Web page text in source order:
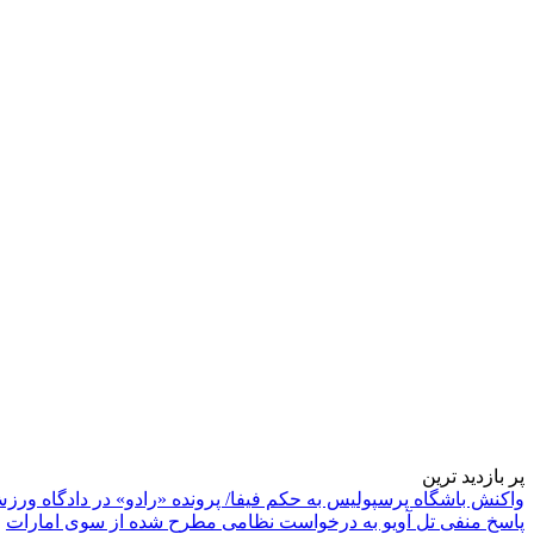
پر بازدید ترین
واکنش باشگاه پرسپولیس به حکم فیفا/ پرونده «رادو» در دادگاه
پاسخ منفی تل آویو به درخواست نظامی مطرح شده از سوی امارات